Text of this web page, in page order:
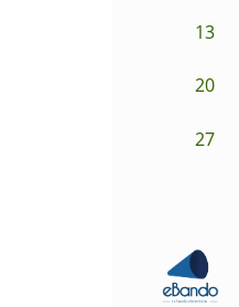
13
20
27